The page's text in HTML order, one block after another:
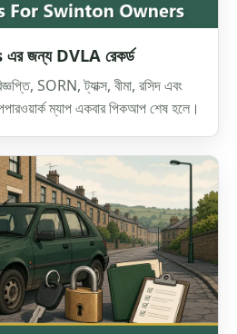
জন্য DVLA রেকর্ড
SORN, ট্যাক্স, বীমা, রসিদ এবং
ম্যাপ একবার পিকআপ শেষ হলে।